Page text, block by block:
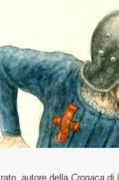
autore dellaCronaca di